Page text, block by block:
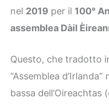
nel 2019 per il 100°
assemblea Dàil
Questo, che tradotto
“Assemblea
bassa dell’Oireachtas